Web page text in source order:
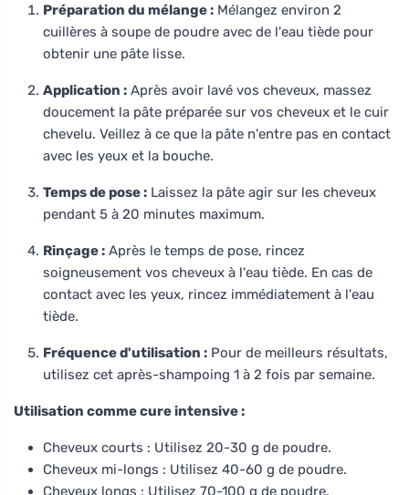
Préparation du mélange : Mélangez environ 2
cuillères à soupe de poudre avec de l'eau tiède pour
obtenir une pâte lisse.
Application : Après avoir lavé vos cheveux, massez
doucement la pâte préparée sur vos cheveux et le cuir
chevelu. Veillez à ce que la pâte n'entre pas en contact
avec les yeux et la bouche.
Temps de pose : Laissez la pâte agir sur les cheveux
pendant 5 à 20 minutes maximum.
Rinçage : Après le temps de pose, rincez
soigneusement vos cheveux à l'eau tiède. En cas de
contact avec les yeux, rincez immédiatement à l'eau
tiède.
Fréquence d'utilisation : Pour de meilleurs résultats,
utilisez cet après-shampoing 1 à 2 fois par semaine.
Utilisation comme cure intensive :
Cheveux courts : Utilisez 20-30 g de poudre.
Cheveux mi-longs : Utilisez 40-60 g de poudre.
Cheveux longs : Utilisez 70-100 g de poudre.